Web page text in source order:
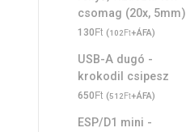
csomag (20x, 5mm)
130Ft (102Ft+ÁFA)
USB-A dugó -
krokodil csipesz
650Ft (512Ft+ÁFA)
ESP/D1 mini -